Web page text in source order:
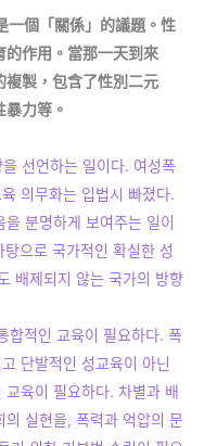
一個「關係」的議題。性
的作用。當那一天到來
複製，包含了性別二元
力等。
선언하는 일이다. 여성폭
의무화는 입법시 빠졌다.
분명하게 보여주는 일이
으로 국가적인 확실한 성
배제되지 않는 국가의 방향
합적인 교육이 필요하다. 폭
단발적인 성교육이 아닌
육이 필요하다. 차별과 배
실현을, 폭력과 억압의 문